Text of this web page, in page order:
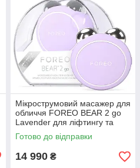
Мікрострумовий масажер для
обличчя FOREO BEAR 2 go
Lavender для ліфтингу та
тонусу шкіри
Готово до відправки
14 990 ₴